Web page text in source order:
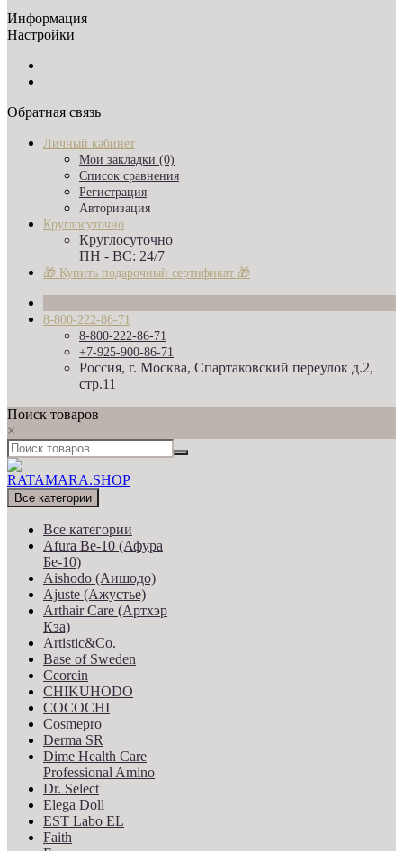
Информация
Настройки
Обратная связь
Личный кабинет
Мои закладки (0)
Список сравнения
Регистрация
Авторизация
Круглосуточно
Круглосуточно
ПН - ВС: 24/7
🎁 Купить подарочный сертификат 🎁
8-800-222-86-71
8-800-222-86-71
+7-925-900-86-71
Россия, г. Москва, Спартаковский переулок д.2,
стр.11
Поиск товаров
×
Все категории
Все категории
Afura Be-10 (Афура
Бе-10)
Aishodo (Аишодо)
Ajuste (Ажустье)
Arthair Care (Артхэр
Кэа)
Artistic&Co.
Base of Sweden
Ccorein
CHIKUHODO
COCOCHI
Cosmepro
Derma SR
Dime Health Care
Professional Amino
Dr. Select
Elega Doll
EST Labo EL
Faith